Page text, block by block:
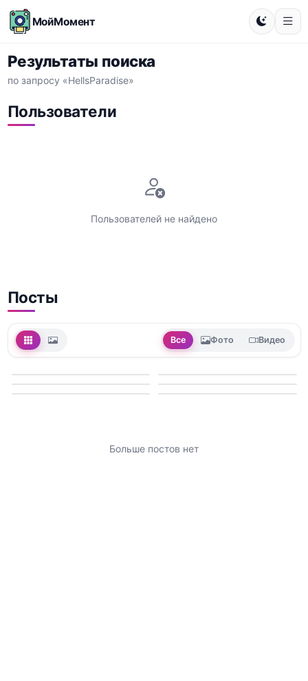
МойМомент
Результаты поиска
по запросу «HellsParadise»
Пользователи
Пользователей не найдено
Посты
Все Фото Видео
Больше постов нет